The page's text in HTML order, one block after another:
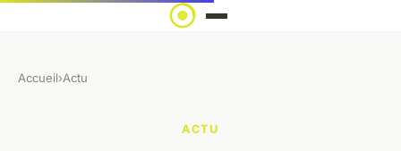
Accueil›Actu
ACTU